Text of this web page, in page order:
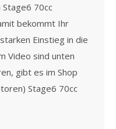
Stage6 70cc
bekommt Ihr
Einstieg in die
Video sind unten
gibt es im Shop
Stage6 70cc